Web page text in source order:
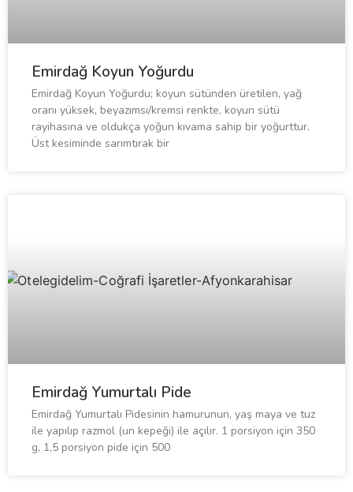
Emirdağ Koyun Yoğurdu
Emirdağ Koyun Yoğurdu; koyun sütünden üretilen, yağ
oranı yüksek, beyazımsı/kremsi renkte, koyun sütü
rayihasına ve oldukça yoğun kıvama sahip bir yoğurttur.
Üst kesiminde sarımtırak bir
Emirdağ Yumurtalı Pide
Emirdağ Yumurtalı Pidesinin hamurunun, yaş maya ve tuz
ile yapılıp razmol (un kepeği) ile açılır. 1 porsiyon için 350
g, 1,5 porsiyon pide için 500